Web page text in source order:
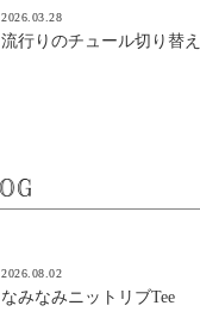
2026.03.28
流行りのチュール切り替
2026.08.02
なみなみニットリブTee